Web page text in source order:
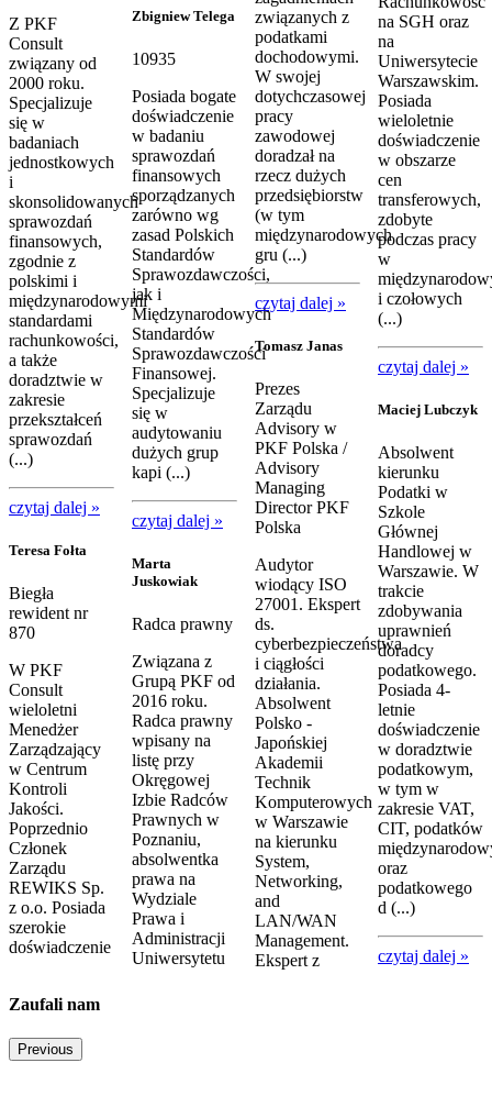
Z PKF
Consult
związany od
2000 roku.
Specjalizuje
się w
badaniach
jednostkowych
i
skonsolidowanych
sprawozdań
finansowych,
zgodnie z
polskimi i
międzynarodowymi
standardami
rachunkowości,
a także
doradztwie w
zakresie
przekształceń
sprawozdań
(...)
czytaj dalej »
Teresa Fołta
Biegła
rewident nr
870
W PKF
Consult
wieloletni
Menedżer
Zarządzający
w Centrum
Kontroli
Jakości.
Poprzednio
Członek
Zarządu
REWIKS Sp.
z o.o. Posiada
szerokie
doświadczenie
Zbigniew Telega
10935
Posiada bogate
doświadczenie
w badaniu
sprawozdań
finansowych
sporządzanych
zarówno wg
zasad Polskich
Standardów
Sprawozdawczości,
jak i
Międzynarodowych
Standardów
Sprawozdawczości
Finansowej.
Specjalizuje
się w
audytowaniu
dużych grup
kapi (...)
czytaj dalej »
Marta
Juskowiak
Radca prawny
Związana z
Grupą PKF od
2016 roku.
Radca prawny
wpisany na
listę przy
Okręgowej
Izbie Radców
Prawnych w
Poznaniu,
absolwentka
prawa na
Wydziale
Prawa i
Administracji
Uniwersytetu
związanych z
podatkami
dochodowymi.
W swojej
dotychczasowej
pracy
zawodowej
doradzał na
rzecz dużych
przedsiębiorstw
(w tym
międzynarodowych
gru (...)
czytaj dalej »
Tomasz Janas
Prezes
Zarządu
Advisory w
PKF Polska /
Advisory
Managing
Director PKF
Polska
Audytor
wiodący ISO
27001. Ekspert
ds.
cyberbezpieczeństwa
i ciągłości
działania.
Absolwent
Polsko -
Japońskiej
Akademii
Technik
Komputerowych
w Warszawie
na kierunku
System,
Networking,
and
LAN/WAN
Management.
Ekspert z
na SGH oraz
na
Uniwersytecie
Warszawskim.
Posiada
wieloletnie
doświadczenie
w obszarze
cen
transferowych,
zdobyte
podczas pracy
w
i czołowych
(...)
czytaj dalej »
Maciej Lubczyk
Absolwent
kierunku
Podatki w
Szkole
Głównej
Handlowej w
Warszawie. W
trakcie
zdobywania
uprawnień
doradcy
podatkowego.
Posiada 4-
letnie
doświadczenie
w doradztwie
podatkowym,
w tym w
zakresie VAT,
CIT, podatków
oraz
podatkowego
d (...)
czytaj dalej »
Zaufali nam
Previous